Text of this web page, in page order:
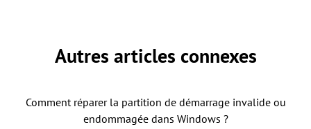
Autres articles connexes
Comment réparer la partition de démarrage invalide ou
endommagée dans Windows ?